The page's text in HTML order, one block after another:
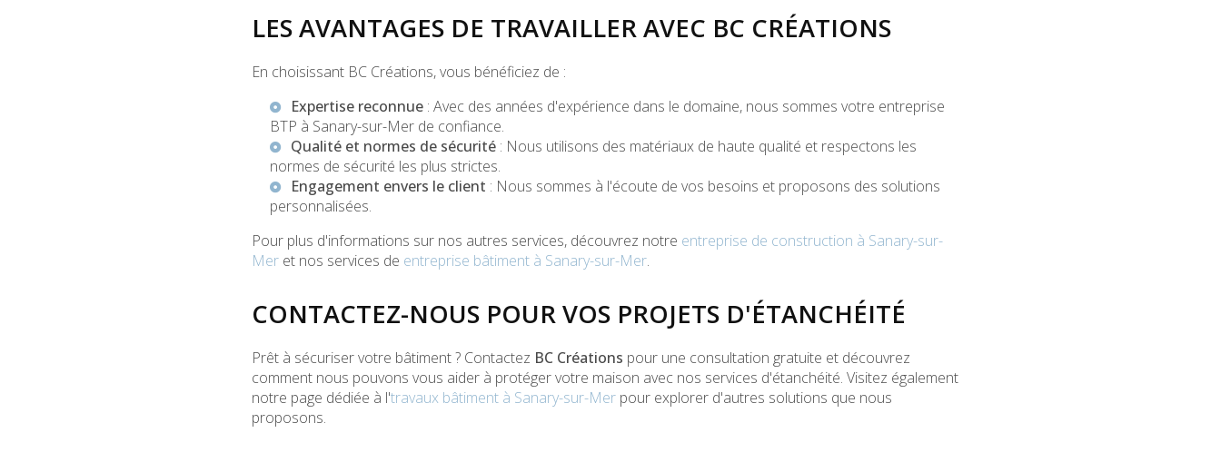
LES AVANTAGES DE TRAVAILLER AVEC BC CRÉATIONS
En choisissant BC Créations, vous bénéficiez de :
Expertise reconnue : Avec des années d'expérience dans le domaine, nous sommes votre entreprise
BTP à Sanary-sur-Mer de confiance.
Qualité et normes de sécurité : Nous utilisons des matériaux de haute qualité et respectons les
normes de sécurité les plus strictes.
Engagement envers le client : Nous sommes à l'écoute de vos besoins et proposons des solutions
personnalisées.
Pour plus d'informations sur nos autres services, découvrez notre entreprise de construction à Sanary-sur-
Mer et nos services de entreprise bâtiment à Sanary-sur-Mer.
CONTACTEZ-NOUS POUR VOS PROJETS D'ÉTANCHÉITÉ
Prêt à sécuriser votre bâtiment ? Contactez BC Créations pour une consultation gratuite et découvrez
comment nous pouvons vous aider à protéger votre maison avec nos services d'étanchéité. Visitez également
notre page dédiée à l'travaux bâtiment à Sanary-sur-Mer pour explorer d'autres solutions que nous
proposons.